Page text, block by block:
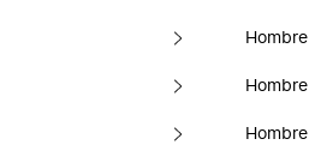
Hombre
Hombre
Hombre